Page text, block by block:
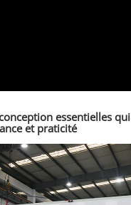
essentielles qui
et praticité